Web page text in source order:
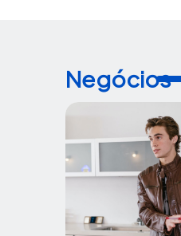
Negócios